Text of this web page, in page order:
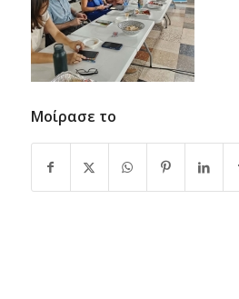
Μοίρασε το